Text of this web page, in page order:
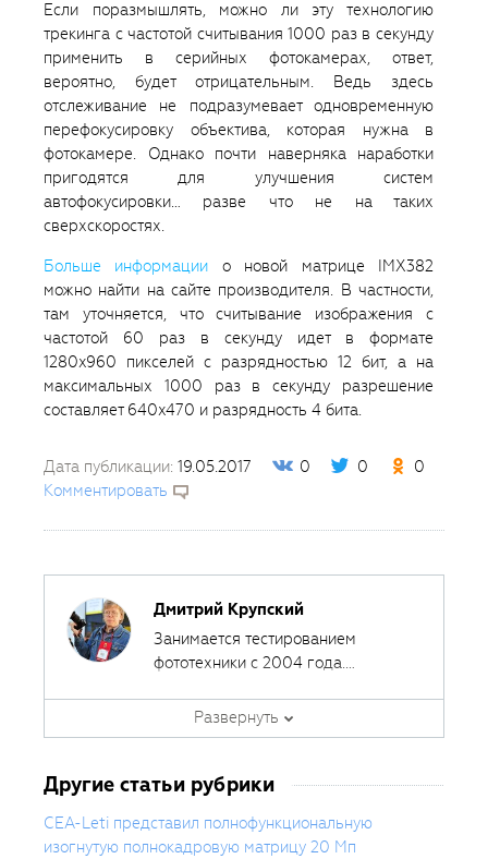
Если поразмышлять, можно ли эту технологию
трекинга с частотой считывания 1000 раз в секунду
применить в серийных фотокамерах, ответ,
вероятно, будет отрицательным. Ведь здесь
отслеживание не подразумевает одновременную
перефокусировку объектива, которая нужна в
фотокамере. Однако почти наверняка наработки
пригодятся для улучшения систем
автофокусировки… разве что не на таких
сверхскоростях.
Больше информации о новой матрице IMX382
можно найти на сайте производителя. В частности,
там уточняется, что считывание изображения с
частотой 60 раз в секунду идет в формате
1280x960 пикселей с разрядностью 12 бит, а на
максимальных 1000 раз в секунду разрешение
составляет 640x470 и разрядность 4 бита.
Дата публикации: 19.05.2017 0 0
0
Комментировать
Дмитрий Крупский
Занимается тестированием
фототехники с 2004 года.
печатными и интернет-изданиями,
за эти годы сделал около 400
Развернуть
Другие статьи рубрики
CEA-Leti представил полнофункциональную
изогнутую полнокадровую матрицу 20 Мп